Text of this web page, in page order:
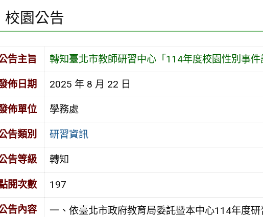
校園公告
告主旨 轉知臺北市教師研習中心「114年度校園性別事
佈日期 2025 年 8 月 22 日
佈單位 學務處
告類別 研習資訊
告等級 轉知
閱次數 197
告內容
一、依臺北市政府教育局委託暨本中心114年度研